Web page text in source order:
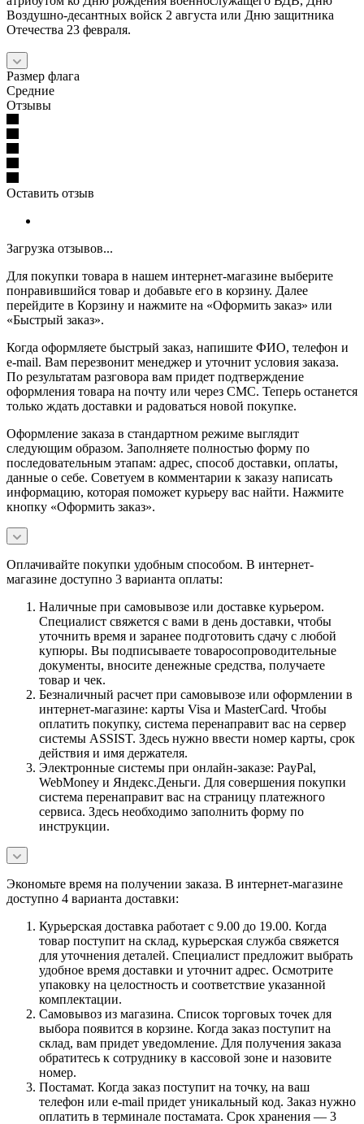
Воздушно-десантных войск 2 августа или Дню защитника
Отечества 23 февраля.
Размер флага
Средние
Отзывы
Оставить отзыв
Загрузка отзывов...
Для покупки товара в нашем интернет-магазине выберите
понравившийся товар и добавьте его в корзину. Далее
перейдите в Корзину и нажмите на «Оформить заказ» или
«Быстрый заказ».
Когда оформляете быстрый заказ, напишите ФИО, телефон и
e-mail. Вам перезвонит менеджер и уточнит условия заказа.
По результатам разговора вам придет подтверждение
оформления товара на почту или через СМС. Теперь останется
только ждать доставки и радоваться новой покупке.
Оформление заказа в стандартном режиме выглядит
следующим образом. Заполняете полностью форму по
последовательным этапам: адрес, способ доставки, оплаты,
данные о себе. Советуем в комментарии к заказу написать
информацию, которая поможет курьеру вас найти. Нажмите
кнопку «Оформить заказ».
Оплачивайте покупки удобным способом. В интернет-
магазине доступно 3 варианта оплаты:
Наличные при самовывозе или доставке курьером.
Специалист свяжется с вами в день доставки, чтобы
уточнить время и заранее подготовить сдачу с любой
купюры. Вы подписываете товаросопроводительные
документы, вносите денежные средства, получаете
товар и чек.
Безналичный расчет при самовывозе или оформлении в
интернет-магазине: карты Visa и MasterCard. Чтобы
оплатить покупку, система перенаправит вас на сервер
системы ASSIST. Здесь нужно ввести номер карты, срок
действия и имя держателя.
Электронные системы при онлайн-заказе: PayPal,
WebMoney и Яндекс.Деньги. Для совершения покупки
система перенаправит вас на страницу платежного
сервиса. Здесь необходимо заполнить форму по
инструкции.
Экономьте время на получении заказа. В интернет-магазине
доступно 4 варианта доставки:
Курьерская доставка работает с 9.00 до 19.00. Когда
товар поступит на склад, курьерская служба свяжется
для уточнения деталей. Специалист предложит выбрать
удобное время доставки и уточнит адрес. Осмотрите
упаковку на целостность и соответствие указанной
комплектации.
Самовывоз из магазина. Список торговых точек для
выбора появится в корзине. Когда заказ поступит на
склад, вам придет уведомление. Для получения заказа
обратитесь к сотруднику в кассовой зоне и назовите
номер.
Постамат. Когда заказ поступит на точку, на ваш
телефон или e-mail придет уникальный код. Заказ нужно
оплатить в терминале постамата. Срок хранения — 3